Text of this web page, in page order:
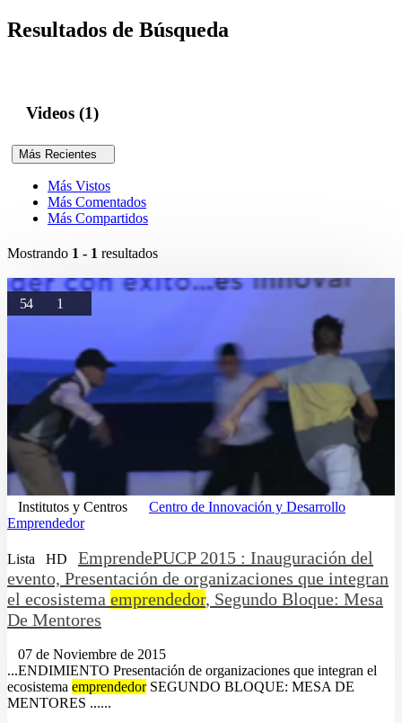
Resultados de Búsqueda
Videos (1)
Más Recientes
Más Vistos
Más Comentados
Más Compartidos
Mostrando 1 - 1 resultados
54 1
Institutos y Centros
Centro de Innovación y Desarrollo
Emprendedor
Lista HD
EmprendePUCP 2015 : Inauguración del
evento, Presentación de organizaciones que integran
el ecosistema emprendedor, Segundo Bloque: Mesa
De Mentores
07 de Noviembre de 2015
...ENDIMIENTO Presentación de organizaciones que integran el
ecosistema emprendedorSEGUNDO BLOQUE: MESA DE
MENTORES ......